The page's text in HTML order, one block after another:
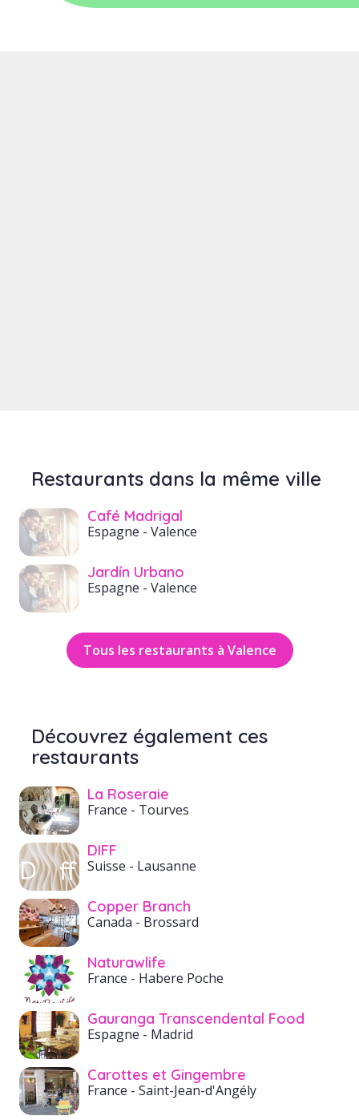
Restaurants dans la même ville
Café Madrigal
Espagne - Valence
Jardín Urbano
Espagne - Valence
Tous les restaurants à Valence
Découvrez également ces
restaurants
La Roseraie
France - Tourves
DIFF
Suisse - Lausanne
Copper Branch
Canada - Brossard
Naturawlife
France - Habere Poche
Gauranga Transcendental Food
Espagne - Madrid
Carottes et Gingembre
France - Saint-Jean-d'Angély